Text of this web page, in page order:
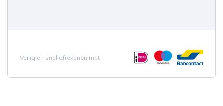
Veilig en snel afrekenen met